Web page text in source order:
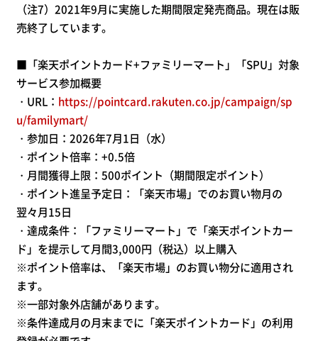
（注7）2021年9月に実施した期間限定発売商品。現在は販
売終了しています。
■「楽天ポイントカード+ファミリーマート」「SPU」対象
サービス参加概要
・URL： https://pointcard.rakuten.co.jp/campaign/sp
u/familymart/
・参加日：2026年7月1日（水）
・ポイント倍率：+0.5倍
・月間獲得上限：500ポイント（期間限定ポイント）
・ポイント進呈予定日：「楽天市場」でのお買い物月の
翌々月15日
・達成条件：「ファミリーマート」で「楽天ポイントカー
ド」を提示して月間3,000円（税込）以上購入
※ポイント倍率は、「楽天市場」のお買い物分に適用され
ます。
※一部対象外店舗があります。
※条件達成月の月末までに「楽天ポイントカード」の利用